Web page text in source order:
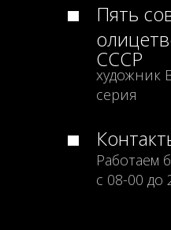
Пять
СССР
художник
серия
Работаем
с 08-00 до